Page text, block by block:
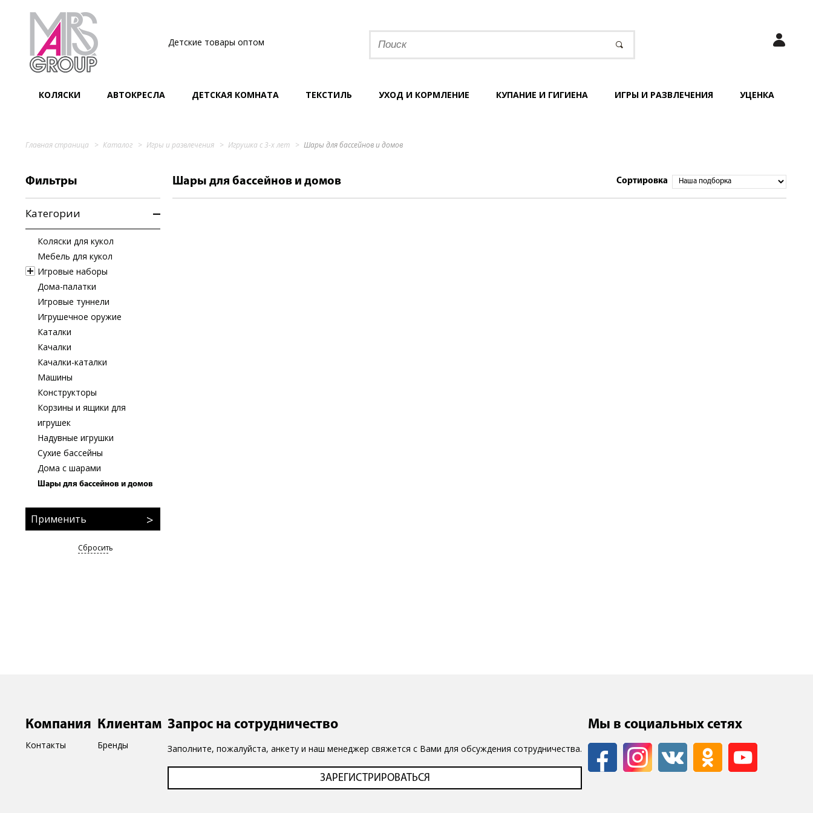
Детские товары оптом
КОЛЯСКИ АВТОКРЕСЛА ДЕТСКАЯ КОМНАТА ТЕКСТИЛЬ УХОД И КОРМЛЕНИЕ КУПАНИЕ И ГИГИЕНА ИГРЫ И РАЗВЛЕЧЕНИЯ УЦЕНКА
Главная страница Каталог Игры и развлечения Игрушка с 3-х лет Шары для бассейнов и домов
Фильтры
Категории
Коляски для кукол
Мебель для кукол
Игровые наборы
Дома-палатки
Игровые туннели
Игрушечное оружие
Каталки
Качалки
Качалки-каталки
Машины
Конструкторы
Корзины и ящики для
игрушек
Надувные игрушки
Сухие бассейны
Дома с шарами
Шары для бассейнов и домов
Применить
Сбросить
Шары для бассейнов и домов Сортировка
Компания
Контакты
Клиентам
Бренды
Запрос на сотрудничество
Заполните, пожалуйста, анкету и наш менеджер свяжется с Вами для обсуждения сотрудничества.
Мы в социальных сетях